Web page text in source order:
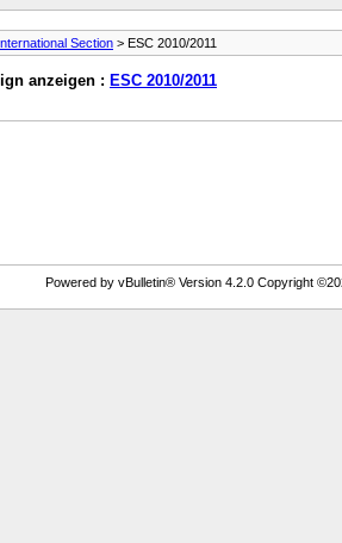
Section > ESC 2010/2011
anzeigen : ESC 2010/2011
Powered by vBulletin® Version 4.2.0 Copyright